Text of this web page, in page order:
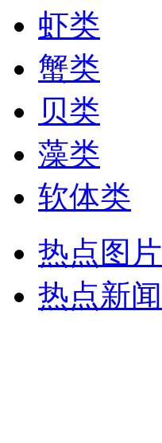
虾类
蟹类
贝类
藻类
软体类
热点图片
热点新闻